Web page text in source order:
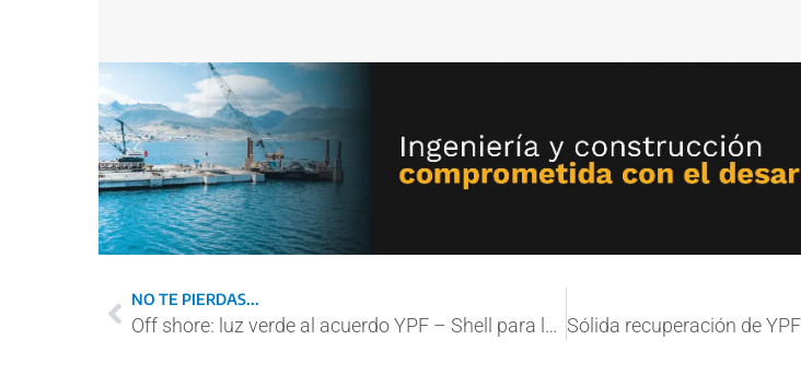
NO TE PIERDAS...
Off shore: luz verde al acuerdo YPF – Shell para la explorar entre Mar del Plata y Bahía Blanca